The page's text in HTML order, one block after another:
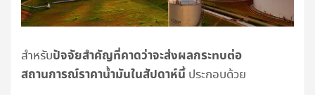
สำหรับปัจจัยสำคัญที่คาดว่าจะส่งผลกระทบต่อ
สถานการณ์ราคาน้ำมันในสัปดาห์นี้ ประกอบด้วย